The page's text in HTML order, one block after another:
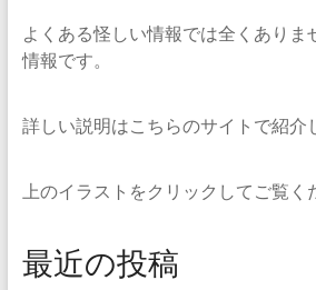
よくある怪しい情報では全くありま
情報です。
詳しい説明はこちらのサイトで紹介
上のイラストをクリックしてご覧く
最近の投稿